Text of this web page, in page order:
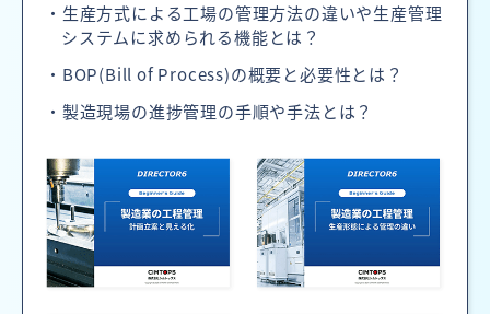
・生産方式による工場の管理方法の違いや生産管理
システムに求められる機能とは？
・BOP(Bill of Process)の概要と必要性とは？
・製造現場の進捗管理の手順や手法とは？